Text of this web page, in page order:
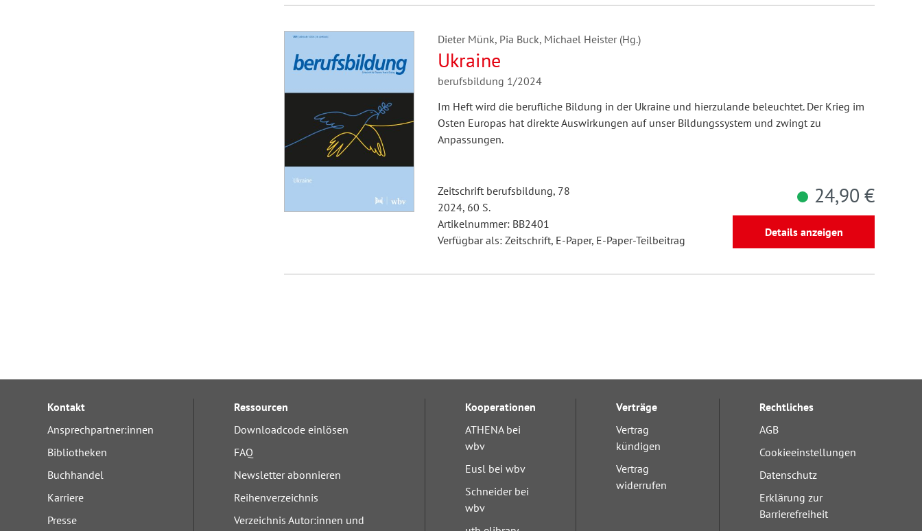
Dieter Münk, Pia Buck, Michael Heister (Hg.)
Ukraine
berufsbildung 1/2024
Im Heft wird die berufliche Bildung in der Ukraine und hierzulande beleuchtet. Der Krieg im
Osten Europas hat direkte Auswirkungen auf unser Bildungssystem und zwingt zu
Anpassungen.
Zeitschrift berufsbildung, 78
2024, 60 S.
Artikelnummer: BB2401
Verfügbar als: Zeitschrift, E-Paper, E-Paper-Teilbeitrag
24,90 €
Details anzeigen
Kontakt
Ansprechpartner:innen
Bibliotheken
Buchhandel
Karriere
Presse
Ressourcen
Downloadcode einlösen
FAQ
Newsletter abonnieren
Reihenverzeichnis
Verzeichnis Autor:innen und
Kooperationen
ATHENA bei
wbv
Eusl bei wbv
Schneider bei
wbv
Verträge
Vertrag
kündigen
Vertrag
widerrufen
Rechtliches
AGB
Cookieeinstellungen
Datenschutz
Erklärung zur
Barrierefreiheit